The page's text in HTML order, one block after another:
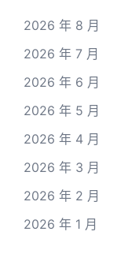
2026 年 8 月
2026 年 7 月
2026 年 6 月
2026 年 5 月
2026 年 4 月
2026 年 3 月
2026 年 2 月
2026 年 1 月